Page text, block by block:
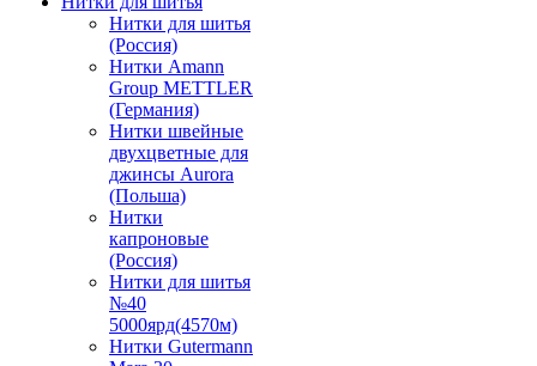
Нитки для шитья
(Россия)
Нитки Amann
Group METTLER
(Германия)
Нитки швейные
двухцветные для
джинсы Aurora
(Польша)
Нитки
капроновые
(Россия)
Нитки для шитья
№40
5000ярд(4570м)
Нитки Gutermann